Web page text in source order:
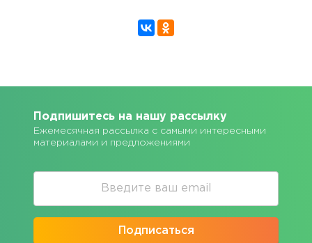
Подпишитесь на нашу рассылку
Ежемесячная рассылка с самыми интересными
материалами и предложениями
Подписаться